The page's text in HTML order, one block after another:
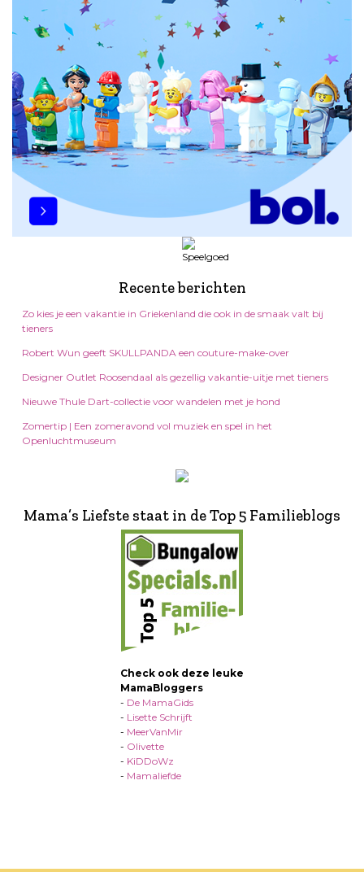
Recente berichten
Zo kies je een vakantie in Griekenland die ook in de smaak valt bij
tieners
Robert Wun geeft SKULLPANDA een couture-make-over
Designer Outlet Roosendaal als gezellig vakantie-uitje met tieners
Nieuwe Thule Dart-collectie voor wandelen met je hond
Zomertip | Een zomeravond vol muziek en spel in het
Openluchtmuseum
Mama’s Liefste staat in de Top 5 Familieblogs
Check ook deze leuke
MamaBloggers
- De MamaGids
- Lisette Schrijft
- MeerVanMir
- Olivette
- KiDDoWz
- Mamaliefde